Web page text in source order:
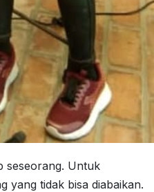
seseorang. Untuk
yang tidak bisa diabaikan.